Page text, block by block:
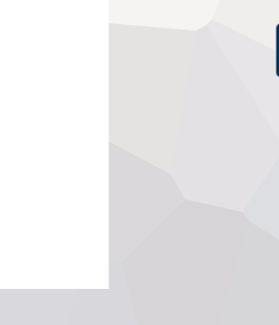
Découvrir